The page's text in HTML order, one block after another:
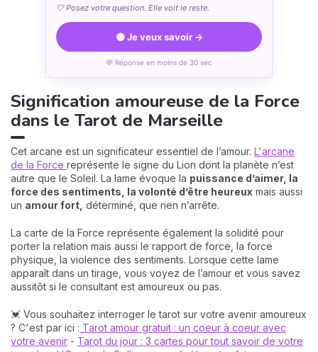
🤍 Posez votre question. Elle voit le reste.
🟣 Je veux savoir →
💬 Réponse en moins de 30 sec
Signification amoureuse de la Force
dans le Tarot de Marseille
Cet arcane est un significateur essentiel de l’amour. L'arcane
de la Force représente le signe du Lion dont la planète n’est
autre que le Soleil. La lame évoque la puissance d’aimer, la
force des sentiments, la volonté d’être heureux mais aussi
un amour fort, déterminé, que rien n’arrête.
La carte de la Force représente également la solidité pour
porter la relation mais aussi le rapport de force, la force
physique, la violence des sentiments. Lorsque cette lame
apparaît dans un tirage, vous voyez de l’amour et vous savez
aussitôt si le consultant est amoureux ou pas.
💓 Vous souhaitez interroger le tarot sur votre avenir amoureux
? C'est par ici : Tarot amour gratuit : un coeur à coeur avec
votre avenir - Tarot du jour : 3 cartes pour tout savoir de votre